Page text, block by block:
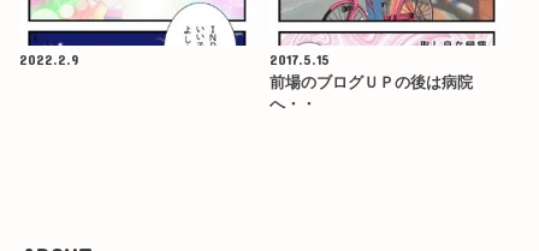
2022.2.9
2017.5.15
前場のブログＵＰの後は病院
へ・・